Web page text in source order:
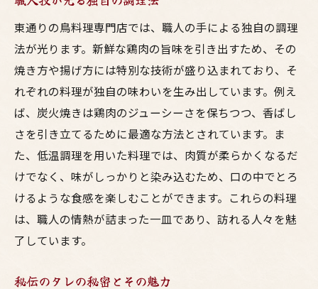
東通りの鳥料理専門店では、職人の手による独自の調理
法が光ります。新鮮な鶏肉の旨味を引き出すため、その
焼き方や揚げ方には特別な技術が盛り込まれており、そ
れぞれの料理が独自の味わいを生み出しています。例え
ば、炭火焼きは鶏肉のジューシーさを保ちつつ、香ばし
さを引き立てるために最適な方法とされています。ま
た、低温調理を用いた料理では、肉質が柔らかくなるだ
けでなく、味がしっかりと染み込むため、口の中でとろ
けるような食感を楽しむことができます。これらの料理
は、職人の情熱が詰まった一皿であり、訪れる人々を魅
了しています。
秘伝のタレの秘密とその魅力